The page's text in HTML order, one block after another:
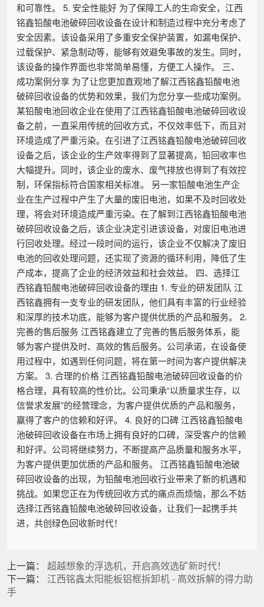
和可靠性。 5. 安全性能好 为了保障工人的生命安全，江西
铭鑫铅酸电池破碎回收设备在设计和制造过程中充分考虑了
安全因素。该设备采用了多重安全保护装置，如漏电保护、
过载保护、紧急制动等，能够有效避免事故的发生。同时，
该设备的操作界面也非常简单易懂，方便工人操作。 三、
成功案例分享 为了让您更加直观地了解江西铭鑫铅酸电池
破碎回收设备的优势和效果，我们为您分享一些成功案例。
某铅酸电池回收企业在使用了江西铭鑫铅酸电池破碎回收设
备之前，一直采用传统的回收方式，不仅效率低下，而且对
环境造成了严重污染。在引进了江西铭鑫铅酸电池破碎回收
设备之后，该企业的生产效率得到了显著提高，铅回收率也
大幅提升。同时，该企业的废水、废气排放也得到了有效控
制，环保指标符合国家相关标准。 另一家铅酸电池生产企
业在生产过程中产生了大量的废旧电池，如果不及时回收处
理，将会对环境造成严重污染。在了解到江西铭鑫铅酸电池
破碎回收设备之后，该企业决定引进该设备，对废旧电池进
行回收处理。经过一段时间的运行，该企业不仅解决了废旧
电池的回收处理问题，还实现了资源的循环利用，降低了生
产成本，提高了企业的经济效益和社会效益。 四、选择江
西铭鑫铅酸电池破碎回收设备的理由 1. 专业的研发团队 江
西铭鑫拥有一支专业的研发团队，他们具有丰富的行业经验
和深厚的技术功底，能够为客户提供优质的产品和服务。 2.
完善的售后服务 江西铭鑫建立了完善的售后服务体系，能
够为客户提供及时、高效的售后服务。公司承诺，在设备使
用过程中，如遇到任何问题，将在第一时间为客户提供解决
方案。 3. 合理的价格 江西铭鑫铅酸电池破碎回收设备的价
格合理，具有较高的性价比。公司秉承“以质量求生存，以
信誉求发展”的经营理念，为客户提供优质的产品和服务，
赢得了客户的信赖和好评。 4. 良好的口碑 江西铭鑫铅酸电
池破碎回收设备在市场上拥有良好的口碑，深受客户的信赖
和好评。公司将继续努力，不断提高产品质量和服务水平，
为客户提供更加优质的产品和服务。 江西铭鑫铅酸电池破
碎回收设备的出现，为铅酸电池回收行业带来了新的机遇和
挑战。如果您正在为传统回收方式的痛点而烦恼，那么不妨
选择江西铭鑫铅酸电池破碎回收设备，让我们一起携手共
进，共创绿色回收新时代！
上一篇： 超越想象的浮选机，开启高效选矿新时代！
下一篇： 江西铭鑫太阳能板铝框拆卸机 - 高效拆解的得力助
手